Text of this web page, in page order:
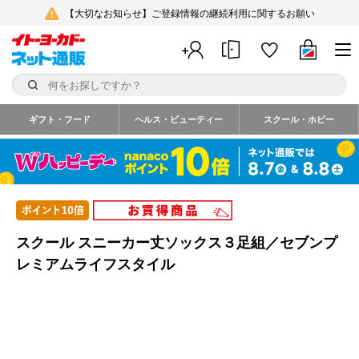
【大切なお知らせ】ご登録情報の継続利用に関するお願い
ギフト・フード ヘルス・ビューティー スクール・ホビー
スクール スニーカー丈ソックス３足組／セブンプ
レミアムライフスタイル